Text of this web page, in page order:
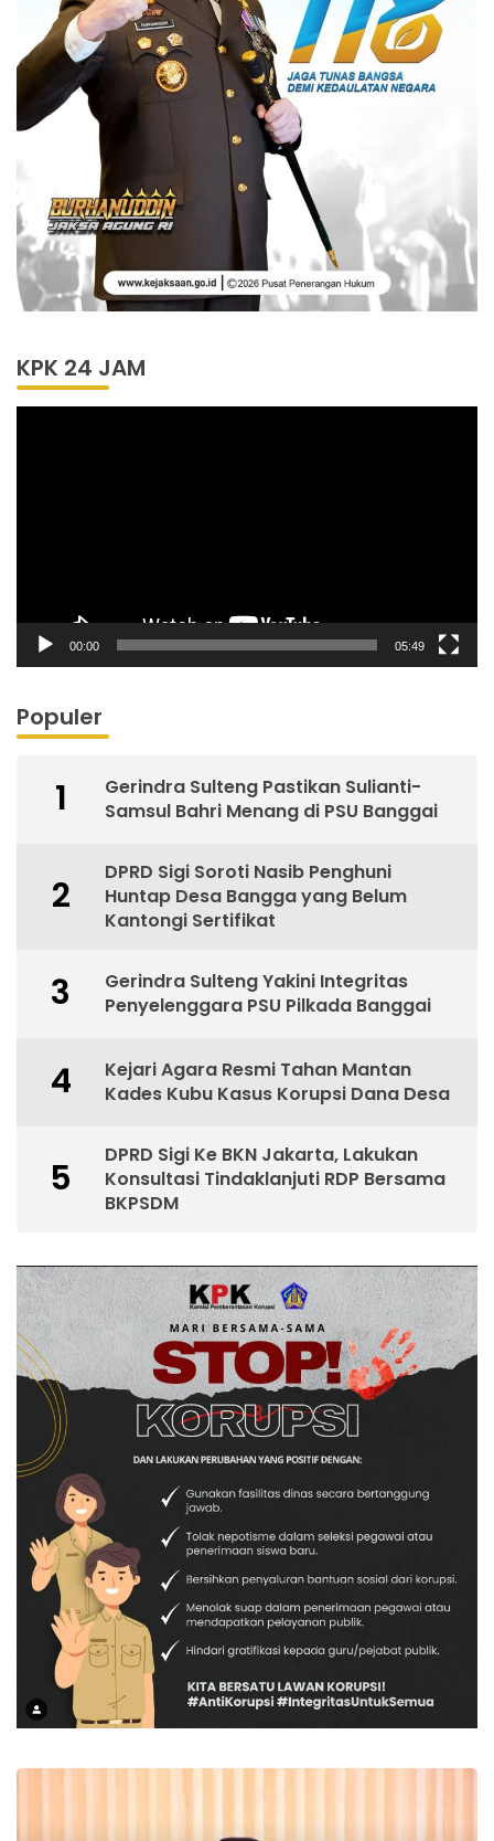
KPK 24 JAM
00:00 05:49
Populer
1
Gerindra Sulteng Pastikan Sulianti-
Samsul Bahri Menang di PSU Banggai
2
DPRD Sigi Soroti Nasib Penghuni
Huntap Desa Bangga yang Belum
Kantongi Sertifikat
3
Gerindra Sulteng Yakini Integritas
Penyelenggara PSU Pilkada Banggai
4
Kejari Agara Resmi Tahan Mantan
Kades Kubu Kasus Korupsi Dana Desa
5
DPRD Sigi Ke BKN Jakarta, Lakukan
Konsultasi Tindaklanjuti RDP Bersama
BKPSDM